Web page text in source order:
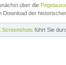
über die
der
Screenshots führt Sie